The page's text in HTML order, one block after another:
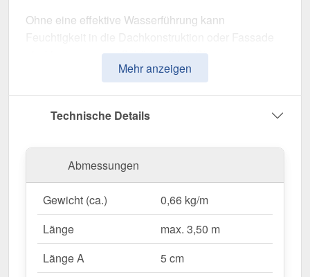
Ohne eine effektive Wasserführung kann
eindringen, was zu Schäden führt. Dieses
Traufenblech wurde speziell entwickelt, um
überzeugt durch einfache Montage, hohe
Beschichtung.
Hergestellt ausStahlmit einerMaterialstärke von
0,63 mm, bietet dieses Kantteil hohe Stabilität. Die
Länge von max. 3,50 m
Anpassung an Ihr Dach. Dank der25 µm Polyester
Beschichtung
Weißaluminium (RAL 9006)
bleibt das Material dauerhaft gegen Korrosion
Mehr anzeigen
Technische Details
Abmessungen
Gewicht (ca.)
0,66 kg/m
Länge
max. 3,50 m
Länge A
5 cm